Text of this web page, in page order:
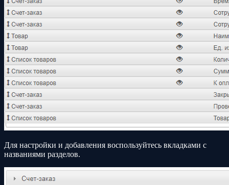
Для настройки и добавления воспользуйтесь вкладками с
названиями разделов.